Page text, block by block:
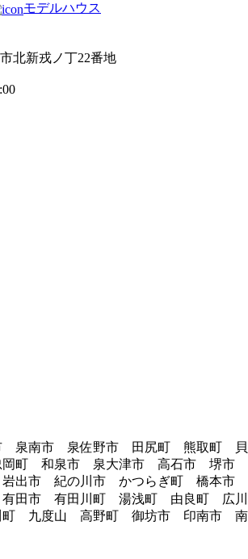
モデルハウス
北新戎ノ丁22番地
泉南市 泉佐野市 田尻町 熊取町 貝
町 和泉市 泉大津市 高石市 堺市
岩出市 紀の川市 かつらぎ町 橋本市
田市 有田川町 湯浅町 由良町 広川
町 九度山 高野町 御坊市 印南市 南